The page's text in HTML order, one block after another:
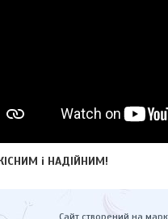
і НАДІЙНИМ!
Сайт створений на